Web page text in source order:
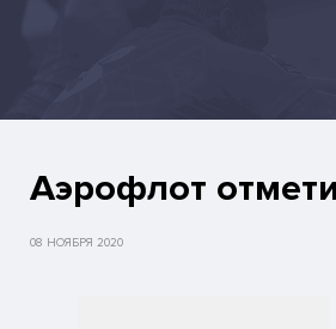
Аэрофлот
08 НОЯБРЯ 2020